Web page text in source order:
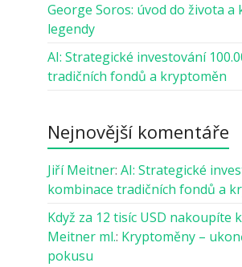
George Soros: úvod do života
legendy
AI: Strategické investování
tradičních fondů a kryptoměn
Nejnovější komentáře
Jiří Meitner: AI: Strategické
kombinace tradičních fondů a
Když za 12 tisíc USD nakoupíte
Meitner ml.: Kryptoměny –
pokusu